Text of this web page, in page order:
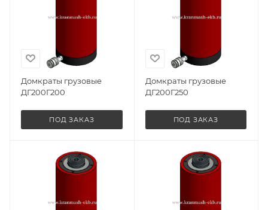
Домкраты грузовые
ДГ200Г200
ПОД ЗАКАЗ
Домкраты грузовые
ДГ200Г250
ПОД ЗАКАЗ